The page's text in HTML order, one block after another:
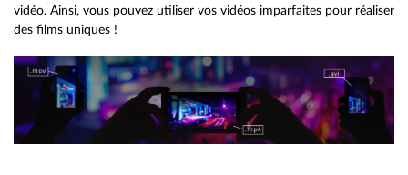
vidéo. Ainsi, vous pouvez utiliser vos vidéos imparfaites pour réaliser
des films uniques !